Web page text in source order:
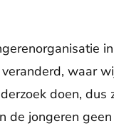
waar
doen,
jongeren